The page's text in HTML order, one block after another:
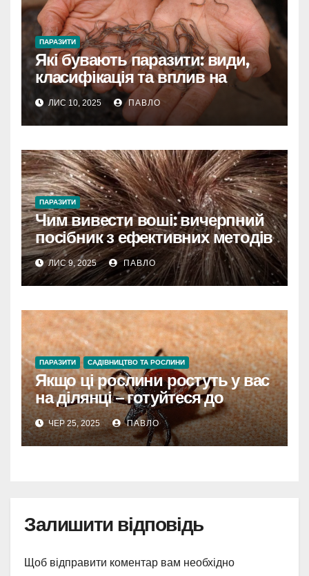
ПАРАЗИТИ
Які бувають паразити: види,
класифікація та вплив на
здоров’я
ЛИС 10, 2025 ПАВЛО
ПАРАЗИТИ
Чим вивести воші: вичерпний
посібник з ефективних методів
лікування та профілактики
ЛИС 9, 2025 ПАВЛО
ПАРАЗИТИ САДІВНИЦТВО ТА РОСЛИНИ
Якщо ці рослини ростуть у вас
на ділянці – готуйтеся до
нашестя кліщів
ЧЕР 25, 2025 ПАВЛО
Залишити відповідь
Щоб відправити коментар вам необхідно